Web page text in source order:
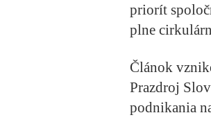
priorít
plne
Článok
Prazdroj
podnikania